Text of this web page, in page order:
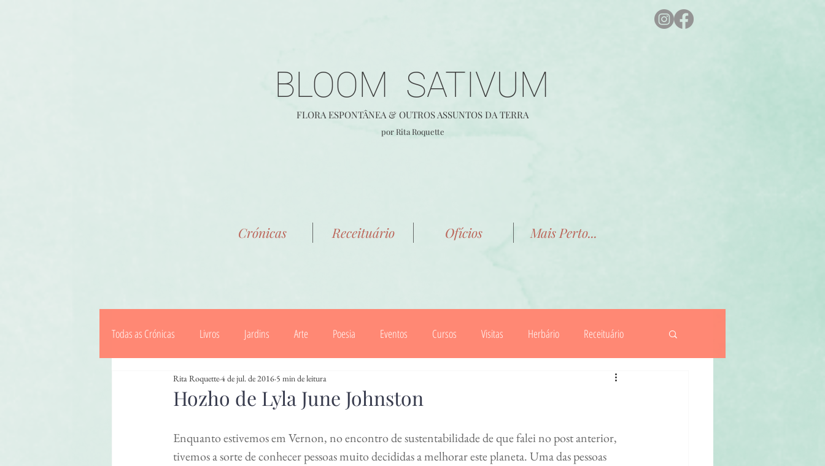
BLOOM SATIVUM
FLORA ESPONTÂNEA & OUTROS ASSUNTOS DA TERRA
por Rita Roquette
Crónicas Receituário Ofícios Mais Perto...
Todas as Crónicas Livros Jardins Arte Poesia Eventos Cursos Visitas Herbário Receituário
Saberes & Tradições Celebrações Cartas Actividades
Hozho de Lyla June Johnston
Rita Roquette4 de jul. de 2016 5 min de leitura
Enquanto estivemos em Vernon, no encontro de sustentabilidade de que falei no post anterior,
tivemos a sorte de conhecer pessoas muito decididas a melhorar este planeta. Uma das pessoas